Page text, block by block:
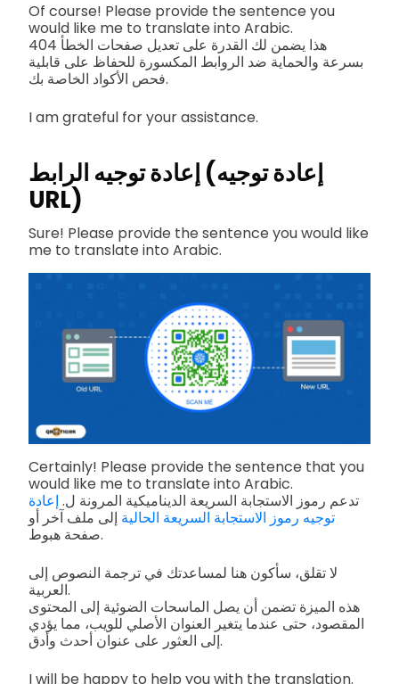
Of course! Please provide the sentence you
would like me to translate into Arabic.
هذا يضمن لك القدرة على تعديل صفحات الخطأ 404
بسرعة والحماية ضد الروابط المكسورة للحفاظ على قابلية
فحص الأكواد الخاصة بك.
I am grateful for your assistance.
إعادة توجيه الرابط (إعادة توجيه
URL)
Sure! Please provide the sentence you would like
me to translate into Arabic.
Certainly! Please provide the sentence that you
would like me to translate into Arabic.
تدعم رموز الاستجابة السريعة الديناميكية المرونة ل.إعادة
توجيه رموز الاستجابة السريعة الحالية إلى ملف آخر أو
صفحة هبوط.
لا تقلق، سأكون هنا لمساعدتك في ترجمة النصوص إلى
العربية.
هذه الميزة تضمن أن يصل الماسحات الضوئية إلى المحتوى
المقصود، حتى عندما يتغير العنوان الأصلي للويب، مما يؤدي
إلى العثور على عنوان أحدث وأدق.
I will be happy to help you with the translation.